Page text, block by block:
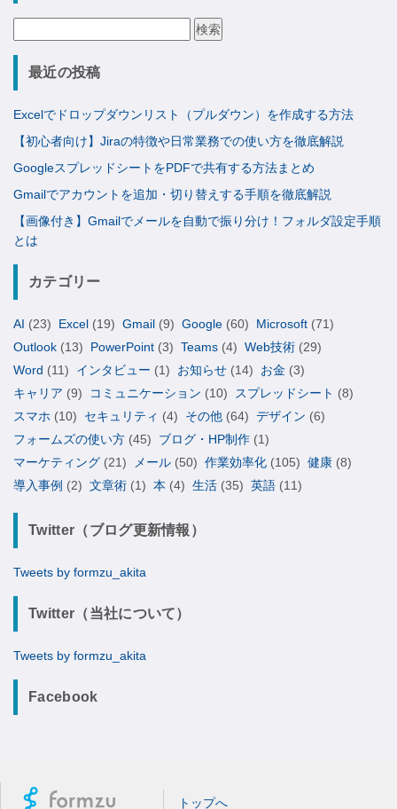
最近の投稿
Excelでドロップダウンリスト（プルダウン）を作成する方法
【初心者向け】Jiraの特徴や日常業務での使い方を徹底解説
GoogleスプレッドシートをPDFで共有する方法まとめ
Gmailでアカウントを追加・切り替えする手順を徹底解説
【画像付き】Gmailでメールを自動で振り分け！フォルダ設定手順
とは
カテゴリー
AI (23) Excel (19) Gmail (9) Google (60) Microsoft (71)
Outlook (13) PowerPoint (3) Teams (4) Web技術 (29)
Word (11) インタビュー (1) お知らせ (14) お金 (3)
キャリア (9) コミュニケーション (10) スプレッドシート (8)
スマホ (10) セキュリティ (4) その他 (64) デザイン (6)
フォームズの使い方 (45) ブログ・HP制作 (1)
マーケティング (21) メール (50) 作業効率化 (105) 健康 (8)
導入事例 (2) 文章術 (1) 本 (4) 生活 (35) 英語 (11)
Twitter（ブログ更新情報）
Tweets by formzu_akita
Twitter（当社について）
Tweets by formzu_akita
Facebook
トップへ